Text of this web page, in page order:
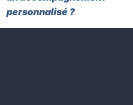
personnalisé ?